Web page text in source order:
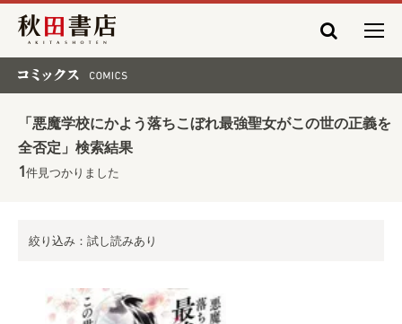
秋田書店
「悪魔学校にかよう落ちこぼれ最強聖女がこの世の正義を
全否定」検索結果
1件見つかりました
絞り込み：試し読みあり